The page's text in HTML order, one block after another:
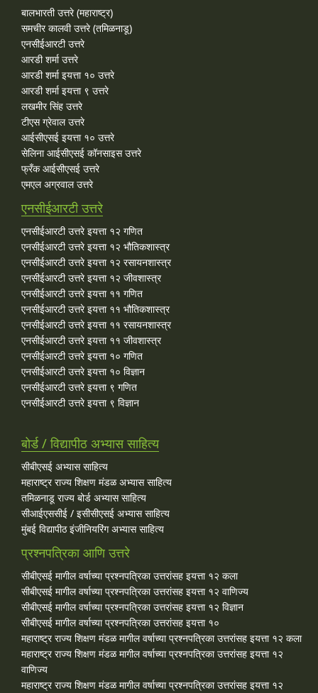
बालभारती उत्तरे (महाराष्ट्र)
समचीर कालवी उत्तरे (तमिळनाडू)
एनसीईआरटी उत्तरे
आरडी शर्मा उत्तरे
आरडी शर्मा इयत्ता १० उत्तरे
आरडी शर्मा इयत्ता ९ उत्तरे
लखमीर सिंह उत्तरे
टीएस ग्रेवाल उत्तरे
आईसीएसई इयत्ता १० उत्तरे
सेलिना आईसीएसई कॉनसाइस उत्तरे
फ्रँक आईसीएसई उत्तरे
एमएल अग्रवाल उत्तरे
एनसीईआरटी उत्तरे
एनसीईआरटी उत्तरे इयत्ता १२ गणित
एनसीईआरटी उत्तरे इयत्ता १२ भौतिकशास्त्र
एनसीईआरटी उत्तरे इयत्ता १२ रसायनशास्त्र
एनसीईआरटी उत्तरे इयत्ता १२ जीवशास्त्र
एनसीईआरटी उत्तरे इयत्ता ११ गणित
एनसीईआरटी उत्तरे इयत्ता ११ भौतिकशास्त्र
एनसीईआरटी उत्तरे इयत्ता ११ रसायनशास्त्र
एनसीईआरटी उत्तरे इयत्ता ११ जीवशास्त्र
एनसीईआरटी उत्तरे इयत्ता १० गणित
एनसीईआरटी उत्तरे इयत्ता १० विज्ञान
एनसीईआरटी उत्तरे इयत्ता ९ गणित
एनसीईआरटी उत्तरे इयत्ता ९ विज्ञान
बोर्ड / विद्यापीठ अभ्यास साहित्य
सीबीएसई अभ्यास साहित्य
महाराष्ट्र राज्य शिक्षण मंडळ अभ्यास साहित्य
तमिळनाडू राज्य बोर्ड अभ्यास साहित्य
सीआईएससीई / इसीसीएसई अभ्यास साहित्य
मुंबई विद्यापीठ इंजीनियरिंग अभ्यास साहित्य
प्रश्नपत्रिका आणि उत्तरे
सीबीएसई मागील वर्षाच्या प्रश्‍नपत्रिका उत्तरांसह इयत्ता १२ कला
सीबीएसई मागील वर्षाच्या प्रश्‍नपत्रिका उत्तरांसह इयत्ता १२ वाणिज्य
सीबीएसई मागील वर्षाच्या प्रश्‍नपत्रिका उत्तरांसह इयत्ता १२ विज्ञान
सीबीएसई मागील वर्षाच्या प्रश्‍नपत्रिका उत्तरांसह इयत्ता १०
महाराष्ट्र राज्य शिक्षण मंडळ मागील वर्षाच्या प्रश्‍नपत्रिका उत्तरांसह इयत्ता १२ कला
महाराष्ट्र राज्य शिक्षण मंडळ मागील वर्षाच्या प्रश्‍नपत्रिका उत्तरांसह इयत्ता १२
वाणिज्य
महाराष्ट्र राज्य शिक्षण मंडळ मागील वर्षाच्या प्रश्‍नपत्रिका उत्तरांसह इयत्ता १२